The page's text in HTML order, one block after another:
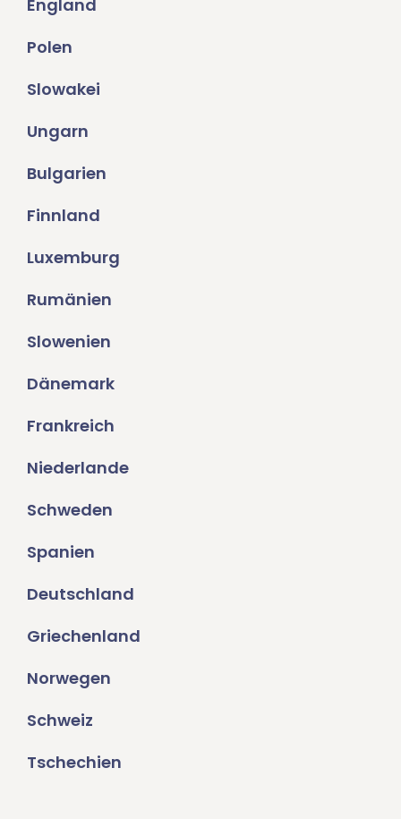
England
Polen
Slowakei
Ungarn
Bulgarien
Finnland
Luxemburg
Rumänien
Slowenien
Dänemark
Frankreich
Niederlande
Schweden
Spanien
Deutschland
Griechenland
Norwegen
Schweiz
Tschechien